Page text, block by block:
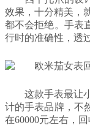
效果，十分精美，
都不会拒绝。手表
行时的准确性，透
这款手表最让
计的手表品牌，不
在60000元左右，